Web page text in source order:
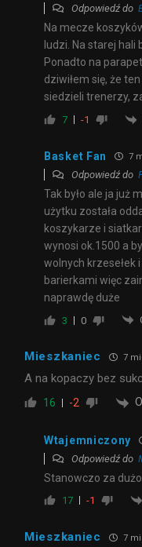
Odpowiedź do
Na mecze
ludzi. Na starej hali
Ponadto na
dziwiłem się, że
siedzieli trenerzy,
7 -1
Basket Fan 7
Odpowiedź do
Tak było ale ja już
użytku została
koszykarze i
wynosi ok.1500 a
wolnych krzesełek
barierkami więc
naprawdę duże
3 0
Mieszkaniec 7
A na kopaczy bez
16 -2
Wtajemniczony
Odpowiedź do
Stanowczo za dużo
17 -1
Mieszkaniec 7